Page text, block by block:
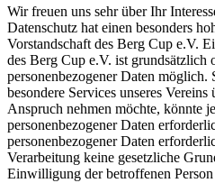
Wir freuen uns sehr über Ihr
Datenschutz hat einen besonders
Vorstandschaft des Berg Cup e.V.
des Berg Cup e.V. ist grundsätzlich
personenbezogener Daten möglich.
besondere Services unseres Vereins
Anspruch nehmen möchte, könnte
personenbezogener Daten
personenbezogener Daten
Verarbeitung keine gesetzliche
Einwilligung der betroffenen Person